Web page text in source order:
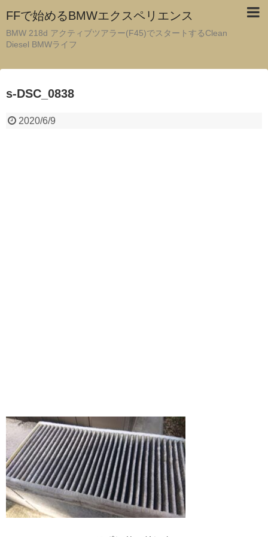
FFで始めるBMWエクスペリエンス
BMW 218d アクティブツアラー(F45)でスタートするClean
Diesel BMWライフ
s-DSC_0838
2020/6/9